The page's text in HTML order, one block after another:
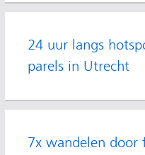
24 uur langs
parels in Utrecht
7x wandelen door